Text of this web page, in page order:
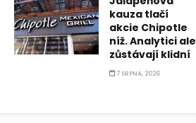
kauza tlačí
akcie Chipotle
níž. Analytici ale
zůstávají klidní
7 SRPNA, 2026